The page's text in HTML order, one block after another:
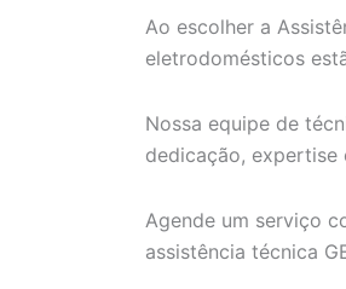
Ao escolher a
eletrodomésticos
Nossa equipe de
dedicação,
Agende um serviço
assistência técnica